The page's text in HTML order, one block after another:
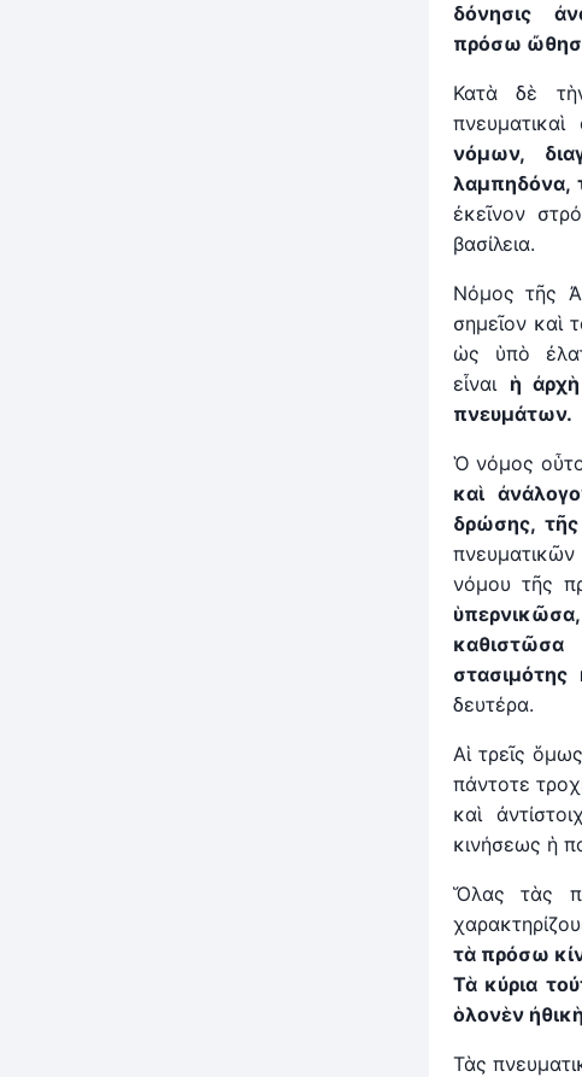
δόνησιςἀ
πρόσω ὤ
Κατὰ δὲ
πνευματικαὶ
νόμων,
λαμπηδόνα,
ἐκεῖνον
βασίλεια.
Νόμος τῆς
σημεῖον καὶ
ὡς ὑπὸ
εἶναι ἡ ἀρχὴ
πνευμάτων.
Ὁ νόμος
καὶ
δρώσης,
νόμου τῆς
στασιμότης
δευτέρα.
Αἱ τρεῖς
πάντοτε
καὶ
κινήσεως ἡ
Ὅλας τὰς
τὰ πρόσω
Τὰ κύρια
ὁλονὲν ἠθικὴ
Τὰς